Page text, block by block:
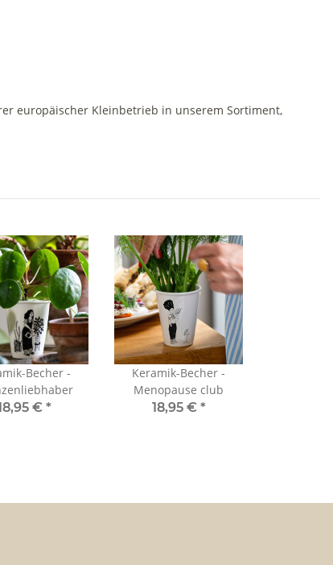
europäischer Kleinbetrieb in unserem Sortiment,
Becher -
€ *
Keramik-Becher -
Menopause club
18,95 € *